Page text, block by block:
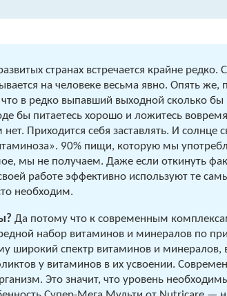
странах встречается крайне
на человеке весьма явно. Опять
что в редко выпавший выходной сколько
бы питаетесь хорошо и ложитесь
Приходится себя заставлять. И солнце
90% пищи, которую мы
мы не получаем. Даже если откинуть
работе эффективно используют те
необходим.
Да потому что к современным
набор витаминов и минералов по
широкий спектр витаминов и минералов,
у витаминов в их усвоении.
Это значит, что уровень